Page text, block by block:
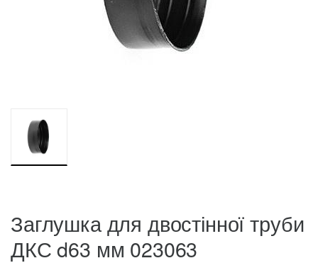
Заглушка для двостінної труби
ДКС d63 мм 023063